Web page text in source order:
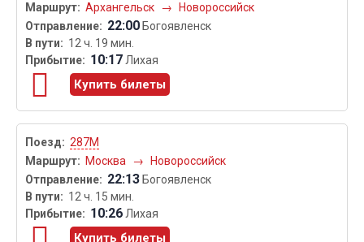
Архангельск
→ Новороссийск
22:00 Богоявленск
12 ч. 19 мин.
10:17Лихая
Купить билеты
287М
Москва
→ Новороссийск
22:13 Богоявленск
12 ч. 15 мин.
10:26Лихая
Купить билеты